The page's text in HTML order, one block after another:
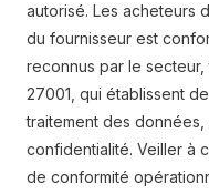
autorisé. Les acheteurs
du fournisseur est
reconnus par le secteur,
27001, qui établissent
traitement des
confidentialité. Veiller à
de conformité